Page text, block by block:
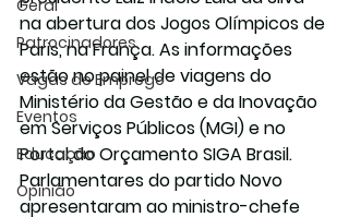
Geral
Patrocinadores
Vagas de Emprego
Eventos
Educação
Opinião
na abertura dos Jogos Olímpicos de
Paris, na França. As informações
estão no painel de viagens do
Ministério da Gestão e da Inovação
em Serviços Públicos (MGI) e no
Portal do Orçamento SIGA Brasil.
Parlamentares do partido Novo
apresentaram ao ministro-chefe